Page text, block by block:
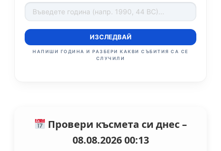
ИЗСЛЕДВАЙ
НАПИШИ ГОДИНА И РАЗБЕРИ КАКВИ СЪБИТИЯ СА СЕ
СЛУЧИЛИ
Провери късмета си днес –
08.08.2026 00:13